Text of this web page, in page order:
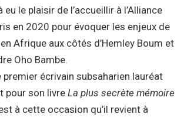
le plaisir de l’accueillir à l’Alliance
en 2020 pour évoquer les enjeux de
Afrique aux côtés d’Hemley Boum et
Oho Bambe.
premier écrivain subsaharien lauréat
pour son livre La plus secrète mémoire
à cette occasion qu’il revient à